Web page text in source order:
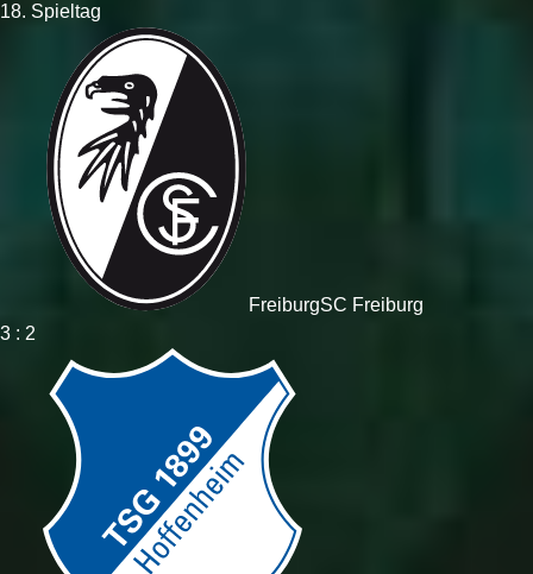
18. Spieltag
FreiburgSC Freiburg
3 : 2